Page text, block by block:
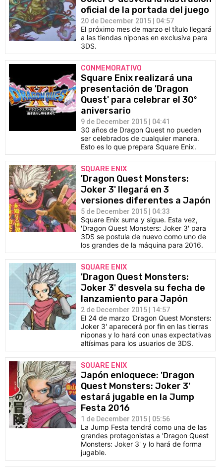
oficial de la portada del juego
20 de December 2015 | 04:57
El próximo mes de marzo el título llegará
a las tiendas niponas en exclusiva para
3DS.
CONMEMORATIVO
Square Enix realizará una
presentación de 'Dragon
Quest' para celebrar el 30º
aniversario
9 de December 2015 | 04:41
30 años de Dragon Quest no pueden
ser celebrados de cualquier manera.
Esto es lo que prepara Square Enix.
SQUARE ENIX
'Dragon Quest Monsters:
Joker 3' llegará en 3
versiones diferentes a Japón
5 de December 2015 | 04:33
Square Enix suma y sigue. Esta vez,
'Dragon Quest Monsters: Joker 3' para
3DS se postula de nuevo como uno de
los grandes de la máquina para 2016.
SQUARE ENIX
'Dragon Quest Monsters:
Joker 3' desvela su fecha de
lanzamiento para Japón
2 de December 2015 | 14:57
El 24 de marzo 'Dragon Quest Monsters:
Joker 3' aparecerá por fin en las tierras
niponas y lo hará con unas expectativas
altísimas para los usuarios de 3DS.
SQUARE ENIX
Japón enloquece: 'Dragon
Quest Monsters: Joker 3'
estará jugable en la Jump
Festa 2016
1 de December 2015 | 05:56
La Jump Festa tendrá como una de las
grandes protagonistas a 'Dragon Quest
Monsters: Joker 3' y lo hará de forma
jugable.